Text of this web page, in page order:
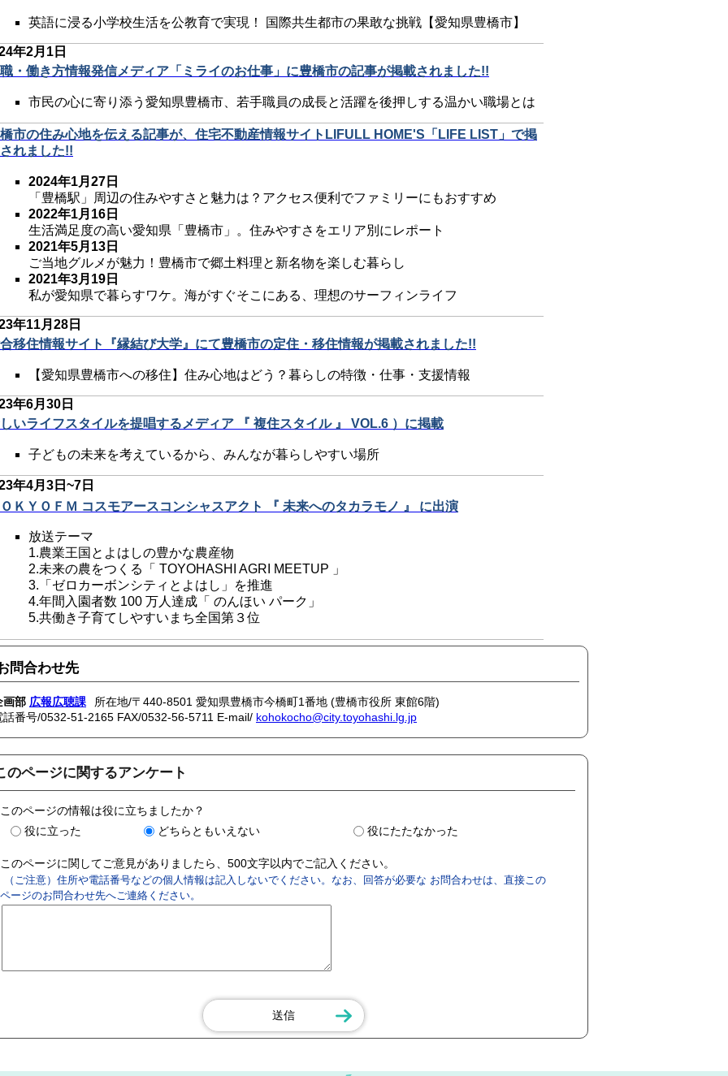
英語に浸る小学校生活を公教育で実現！ 国際共生都市の果敢な挑戦【愛知県豊橋市】
年2月1日
・働き方情報発信メディア「ミライのお仕事」に豊橋市の記事が掲載されました!!
市民の心に寄り添う愛知県豊橋市、若手職員の成長と活躍を後押しする温かい職場とは
市の住み心地を伝える記事が、住宅不動産情報サイトLIFULL HOME'S「LIFE LIST」で掲
れました!!
2024年1月27日
「豊橋駅」周辺の住みやすさと魅力は？アクセス便利でファミリーにもおすすめ
2022年1月16日
生活満足度の高い愛知県「豊橋市」。住みやすさをエリア別にレポート
2021年5月13日
ご当地グルメが魅力！豊橋市で郷土料理と新名物を楽しむ暮らし
2021年3月19日
私が愛知県で暮らすワケ。海がすぐそこにある、理想のサーフィンライフ
年11月28日
移住情報サイト『縁結び大学』にて豊橋市の定住・移住情報が掲載されました!!
【愛知県豊橋市への移住】住み心地はどう？暮らしの特徴・仕事・支援情報
年6月30日
いライフスタイルを提唱するメディア 『 複住スタイル 』 VOL.6 ）に掲載
子どもの未来を考えているから、みんなが暮らしやすい場所
年4月3日~7日
ＯＫＹＯＦＭ コスモアースコンシャスアクト 『 未来へのタカラモノ 』 に出演
放送テーマ
1.農業王国とよはしの豊かな農産物
2.未来の農をつくる「 TOYOHASHI AGRI MEETUP 」
3.「ゼロカーボンシティとよはし」を推進
4.年間入園者数 100 万人達成「 のんほい パーク」
5.共働き子育てしやすいまち全国第３位
問合わせ先
画部 広報広聴課
所在地/〒440-8501 愛知県豊橋市今橋町1番地 (豊橋市役所 東館6階)
話番号/0532-51-2165 FAX/0532-56-5711 E-mail/ kohokocho@city.toyohashi.lg.jp
のページに関するアンケート
このページの情報は役に立ちましたか？
役に立った
どちらともいえない 役にたたなかった
このページに関してご意見がありましたら、500文字以内でご記入ください。
（ご注意）住所や電話番号などの個人情報は記入しないでください。なお、回答が必要な お問合わせは、直接この
ページのお問合わせ先へご連絡ください。